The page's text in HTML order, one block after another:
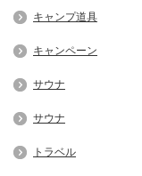
キャンプ道具
キャンペーン
サウナ
サウナ
トラベル